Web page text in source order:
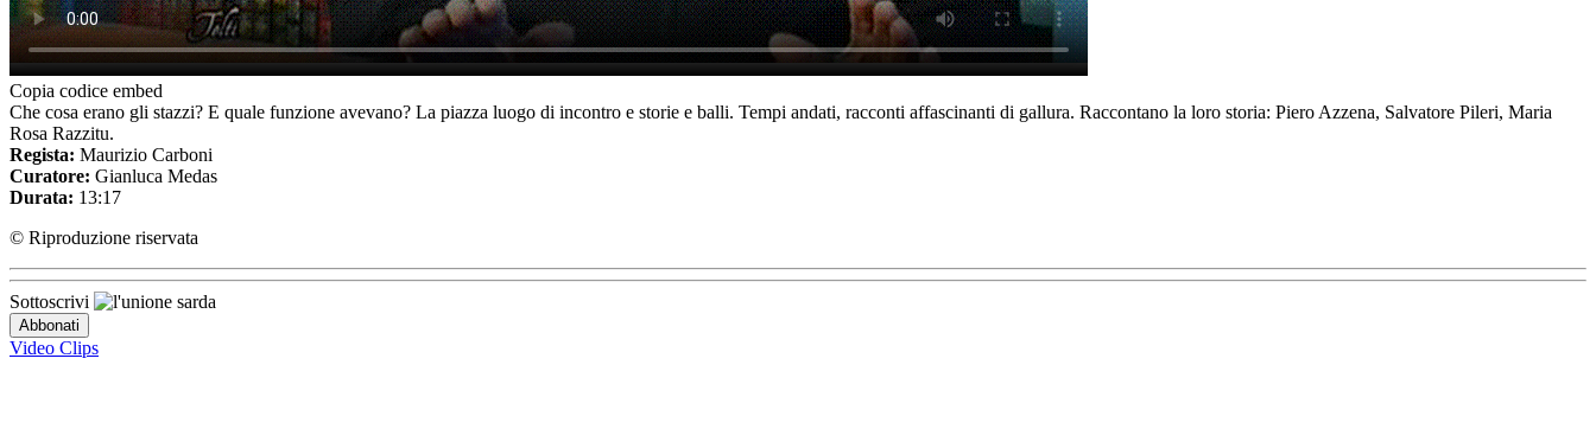
Copia codice embed
Che cosa erano gli stazzi? E quale funzione avevano? La piazza luogo di incontro e storie e balli. Tempi andati, racconti affascinanti di gallura. Raccontano la loro storia: Piero Azzena, Salvatore Pileri, Maria
Rosa Razzitu.
Regista: Maurizio Carboni
Curatore: Gianluca Medas
Durata: 13:17
© Riproduzione riservata
Sottoscrivi
Video Clips